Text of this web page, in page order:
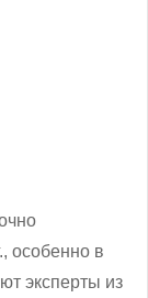
особенно в
эксперты из